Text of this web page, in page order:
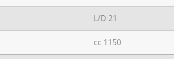
L/D 21
cc 1150